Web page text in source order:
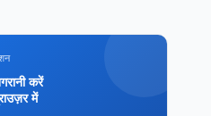
करें
में